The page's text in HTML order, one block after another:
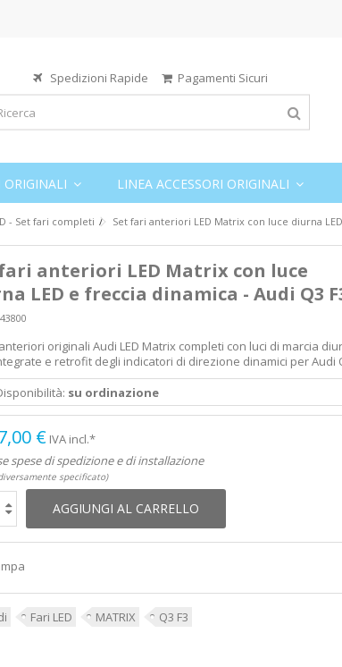
Spedizioni Rapide Pagamenti Sicuri
ORIGINALI LINEA ACCESSORI ORIGINALI
- Set fari completi Set fari anteriori LED Matrix con luce diurna
anteriori LED Matrix con luce
LED e freccia dinamica - Audi Q3
43800
originali Audi LED Matrix completi con luci di marcia
e retrofit degli indicatori di direzione dinamici per Audi
su ordinazione
€ IVA incl.*
spese di spedizione e di installazione
specificato)
AGGIUNGI AL CARRELLO
Fari LED MATRIX Q3 F3
62,00 €
Fari LED